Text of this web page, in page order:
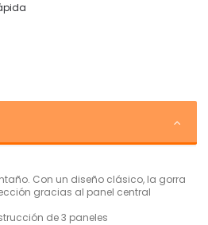
Con un diseño clásico, la gorra
gracias al panel central
de 3 paneles